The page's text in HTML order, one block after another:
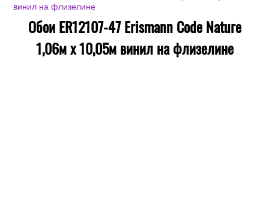
винил на флизелине
Обои ER12107-47 Erismann Code Nature
1,06м х 10,05м винил на флизелине